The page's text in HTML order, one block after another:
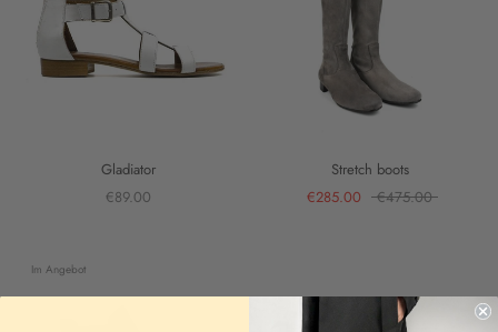
Gladiator
€89.00
Stretch boots
€285.00
€475.00
Im Angebot